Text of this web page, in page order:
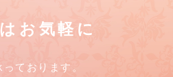
お気軽に
ております。